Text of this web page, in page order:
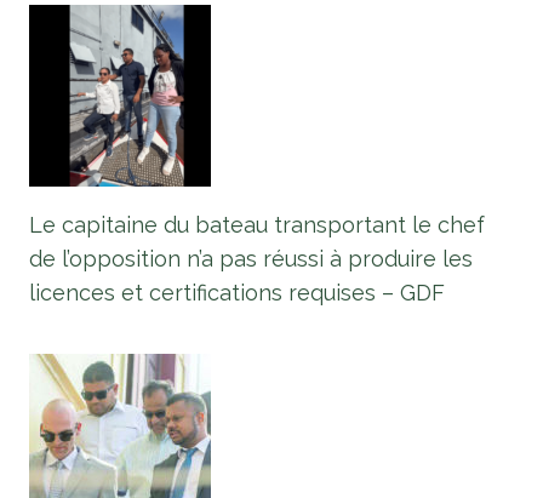
Le capitaine du bateau transportant le chef
de l’opposition n’a pas réussi à produire les
licences et certifications requises – GDF